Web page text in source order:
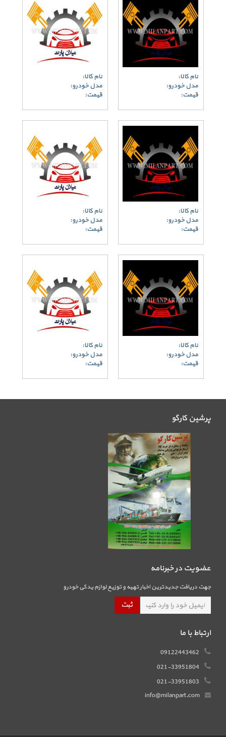
نام کالا:
مدل خودرو:
قیمت:
نام کالا:
مدل خودرو:
قیمت:
نام کالا:
مدل خودرو:
قیمت:
نام کالا:
مدل خودرو:
قیمت:
نام کالا:
مدل خودرو:
قیمت:
نام کالا:
مدل خودرو:
قیمت:
پرشین کارگو
عضویت در خبرنامه
جهت دریافت جدیدترین اخبار تهیه و توزیع لوازم یدکی خودرو
ارتباط با ما
09122443462
021-33951804
021-33951803
info@milanpart.com